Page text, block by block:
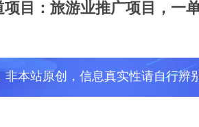
项目：旅游业推广项目，一
非本站原创，信息真实性请自行辨